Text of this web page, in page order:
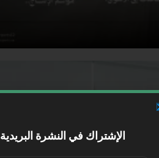
الإشتراك في النشرة البريدية